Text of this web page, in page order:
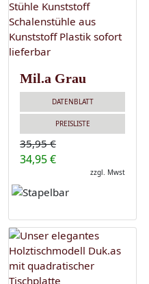
Mil.a Grau
DATENBLATT
PREISLISTE
35,95 €
34,95 €
zzgl. Mwst